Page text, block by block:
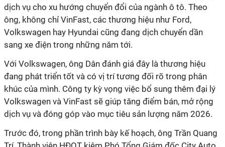
dịch vụ cho xu hướng chuyển đổi của ngành ô tô. Theo
ông, không chỉ VinFast, các thương hiệu như Ford,
Volkswagen hay Hyundai cũng đang dịch chuyển dần
sang xe điện trong những năm tới.
Với Volkswagen, ông Dân đánh giá đây là thương hiệu
đang phát triển tốt và có vị trí tương đối rõ trong phân
khúc của mình. Công ty kỳ vọng việc bổ sung thêm đại lý
Volkswagen và VinFast sẽ giúp tăng điểm bán, mở rộng
dịch vụ và đóng góp vào mục tiêu sản lượng năm 2026.
Trước đó, trong phần trình bày kế hoạch, ông Trần Quang